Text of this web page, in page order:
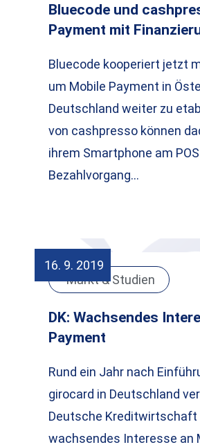
Bluecode und
Payment mit
Bluecode kooperiert jetzt
um Mobile Payment in
Deutschland weiter zu
von cashpresso können
ihrem Smartphone am
Bezahlvorgang…
16. 9. 2019
Markt & Studien
DK: Wachsendes
Payment
Rund ein Jahr nach
girocard in Deutschland
Deutsche
wachsendes Interesse an